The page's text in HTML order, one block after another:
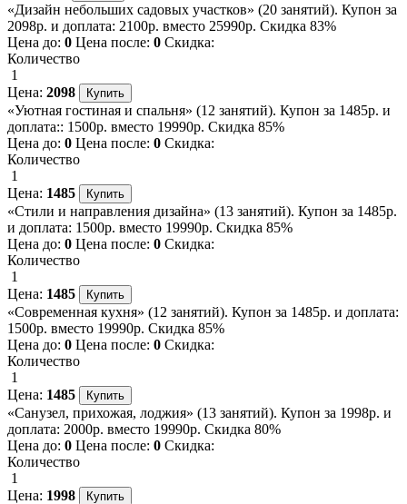
«Дизайн небольших садовых участков» (20 занятий). Купон за
2098р. и доплата: 2100р. вместо 25990р. Скидка 83%
Цена до: 0 Цена после: 0 Скидка:
Количество
1
Цена: 2098
«Уютная гостиная и спальня» (12 занятий). Купон за 1485р. и
доплата:: 1500р. вместо 19990р. Скидка 85%
Цена до: 0 Цена после: 0 Скидка:
Количество
1
Цена: 1485
«Стили и направления дизайна» (13 занятий). Купон за 1485р.
и доплата: 1500р. вместо 19990р. Скидка 85%
Цена до: 0 Цена после: 0 Скидка:
Количество
1
Цена: 1485
«Современная кухня» (12 занятий). Купон за 1485р. и доплата:
1500р. вместо 19990р. Скидка 85%
Цена до: 0 Цена после: 0 Скидка:
Количество
1
Цена: 1485
«Санузел, прихожая, лоджия» (13 занятий). Купон за 1998р. и
доплата: 2000р. вместо 19990р. Скидка 80%
Цена до: 0 Цена после: 0 Скидка:
Количество
1
Цена: 1998